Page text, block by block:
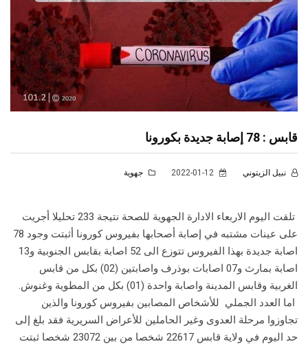
قابس : 78 إصابة جديدة بكورونا
نبيل الزيتوني جهوية
تلقت اليوم الاربعاء الادارة الجهوية للصحة نتيجة 233 تحليلا أجريت
على عينات مشتبه في إصابة أصحابها بفيروس كورونا أثبتت وجود 78
اصابة جديدة بهذا الفيروس تتوزع الى 52 اصابة بقابس الجنوبية و13
اصابة بمارث و07 اصابات بوذرف واصابتين (02) بكل من قابس
الغربية وقابس المدينة واصابة واحدة (01) بكل من المطوية وغنوش.
اما العدد الجملي للأشخاص المصابين بفيروس كورونا والذين
تجاوزوا مرحلة العدوى وغير الحاملين للأعراض السريرية فقد بلغ إلى
حد اليوم في ولاية قابس 22617 شخصا من بين 23072 شخصا ثبتت